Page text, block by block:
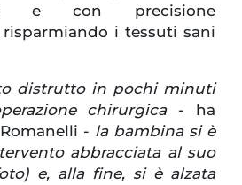
e con precisione
i tessuti sani
distrutto in pochi minuti
chirurgica- ha
- la bambina si è
abbracciata al suo
e, alla fine, si è alzata